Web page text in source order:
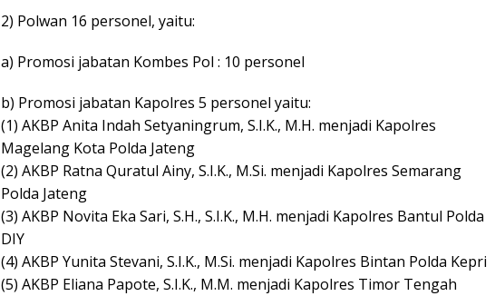
2) Polwan 16 personel, yaitu:
a) Promosi jabatan Kombes Pol : 10 personel
b) Promosi jabatan Kapolres 5 personel yaitu:
(1) AKBP Anita Indah Setyaningrum, S.I.K., M.H. menjadi Kapolres
Magelang Kota Polda Jateng
(2) AKBP Ratna Quratul Ainy, S.I.K., M.Si. menjadi Kapolres Semarang
Polda Jateng
(3) AKBP Novita Eka Sari, S.H., S.I.K., M.H. menjadi Kapolres Bantul Polda
DIY
(4) AKBP Yunita Stevani, S.I.K., M.Si. menjadi Kapolres Bintan Polda Kepri
(5) AKBP Eliana Papote, S.I.K., M.M. menjadi Kapolres Timor Tengah